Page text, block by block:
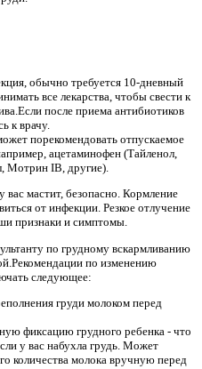
обычно требуется 10-дневный
все лекарства, чтобы свести к
после приема антибиотиков
к врачу.
порекомендовать отпускаемое
ацетаминофен (Тайленол,
Мотрин IB, другие).
мастит, безопасно. Кормление
от инфекции. Резкое отлучение
признаки и симптомы.
по грудному вскармливанию
по изменению
следующее:
груди молоком перед
фиксацию грудного ребенка - что
у вас набухла грудь. Может
количества молока вручную перед